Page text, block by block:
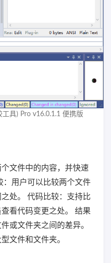
具) Pro v16.0.1.1 便携版
文件中的内容，并快速
：用户可以比较两个文件
处。 代码比较：支持比
看代码变更之处。 结果
或文件夹之间的差异。
文件和文件夹。